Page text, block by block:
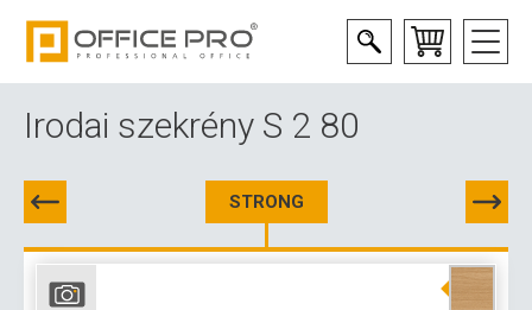
Irodai szekrény S 2 80
STRONG